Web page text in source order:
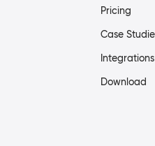
Pricing
Case
Integrations
Download